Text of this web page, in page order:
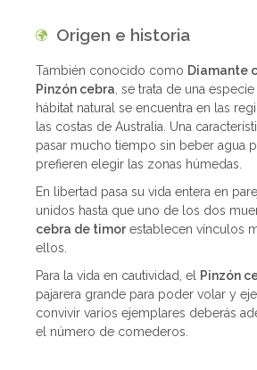
Origen e historia
También conocido como Diamante
Pinzón cebra , se trata de una
hábitat natural se encuentra en las
las costas de Australia. Una
pasar mucho tiempo sin beber agua
prefieren elegir las zonas húmedas.
En libertad pasa su vida entera en
unidos hasta que uno de los dos
cebra de timorestablecen vínculos
ellos.
Para la vida en cautividad, el Pinzón
pajarera grande para poder volar y
convivir varios ejemplares deberás
el número de comederos.